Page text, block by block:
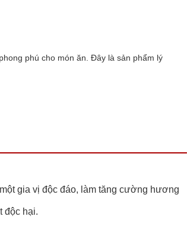
phú cho món ăn. Đây là sản phẩm lý
gia vị độc đáo, làm tăng cường hương
độc hại.